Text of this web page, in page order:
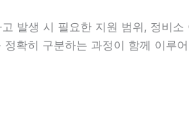
발생 시 필요한 지원 범위, 정비
확히 구분하는 과정이 함께 이루